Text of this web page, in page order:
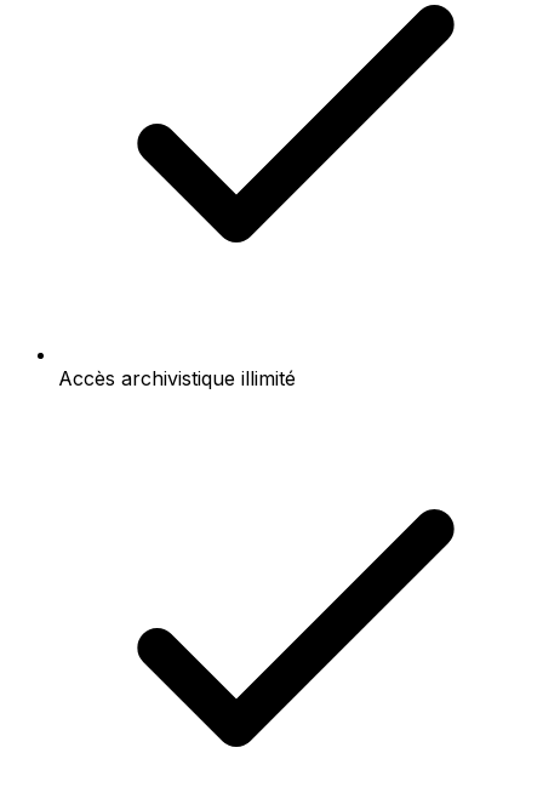
Accès archivistique illimité